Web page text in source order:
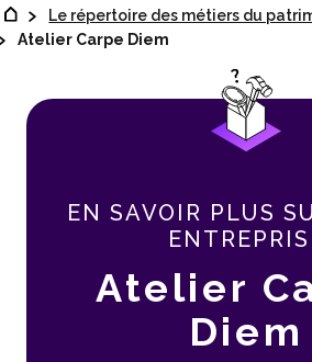
Le répertoire des métiers du
Atelier Carpe Diem
EN SAVOIR PLUS
Atelier
Diem